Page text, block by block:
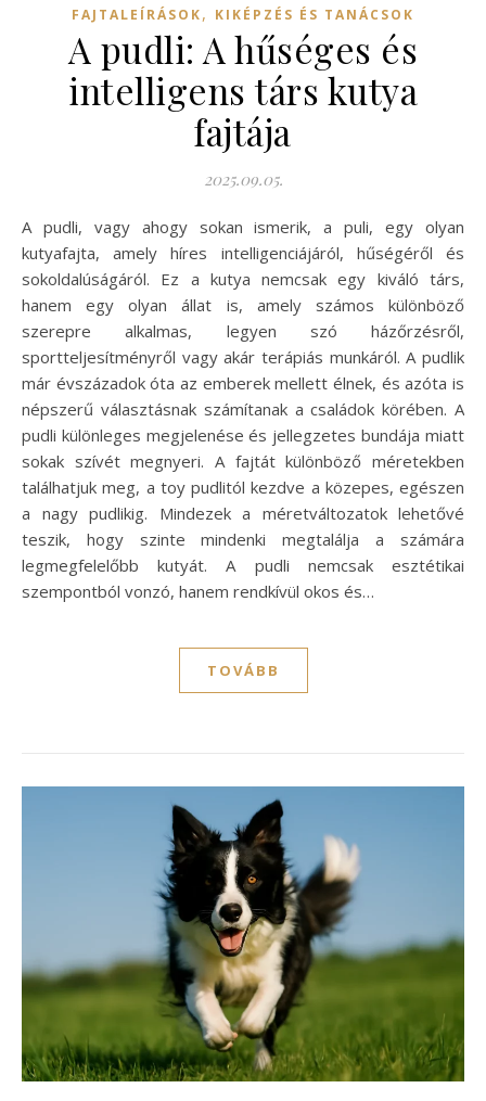
FAJTALEÍRÁSOK, KIKÉPZÉS ÉS TANÁCSOK
A pudli: A hűséges és
intelligens társ kutya
fajtája
2025.09.05.
A pudli, vagy ahogy sokan ismerik, a puli, egy olyan
kutyafajta, amely híres intelligenciájáról, hűségéről és
sokoldalúságáról. Ez a kutya nemcsak egy kiváló társ,
hanem egy olyan állat is, amely számos különböző
szerepre alkalmas, legyen szó házőrzésről,
sportteljesítményről vagy akár terápiás munkáról. A pudlik
már évszázadok óta az emberek mellett élnek, és azóta is
népszerű választásnak számítanak a családok körében. A
pudli különleges megjelenése és jellegzetes bundája miatt
sokak szívét megnyeri. A fajtát különböző méretekben
találhatjuk meg, a toy pudlitól kezdve a közepes, egészen
a nagy pudlikig. Mindezek a méretváltozatok lehetővé
teszik, hogy szinte mindenki megtalálja a számára
legmegfelelőbb kutyát. A pudli nemcsak esztétikai
szempontból vonzó, hanem rendkívül okos és…
TOVÁBB